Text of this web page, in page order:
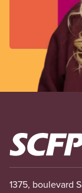
Image
1375, boulevard